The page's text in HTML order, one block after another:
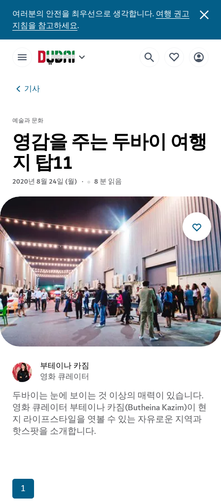
여러분의 안전을 최우선으로 생각합니다.여행 권고
지침을 참고하세요.
기사
예술과 문화
영감을 주는 두바이 여행
지 탑11
2020년 8월 24일 (월) 8 분 읽음
부테이나 카짐
영화 큐레이터
두바이는 눈에 보이는 것 이상의 매력이 있습니다.
영화 큐레이터 부테이나 카짐(Butheina Kazim)이 현
지 라이프스타일을 엿볼 수 있는 자유로운 지역과
핫스팟을 소개합니다.
1